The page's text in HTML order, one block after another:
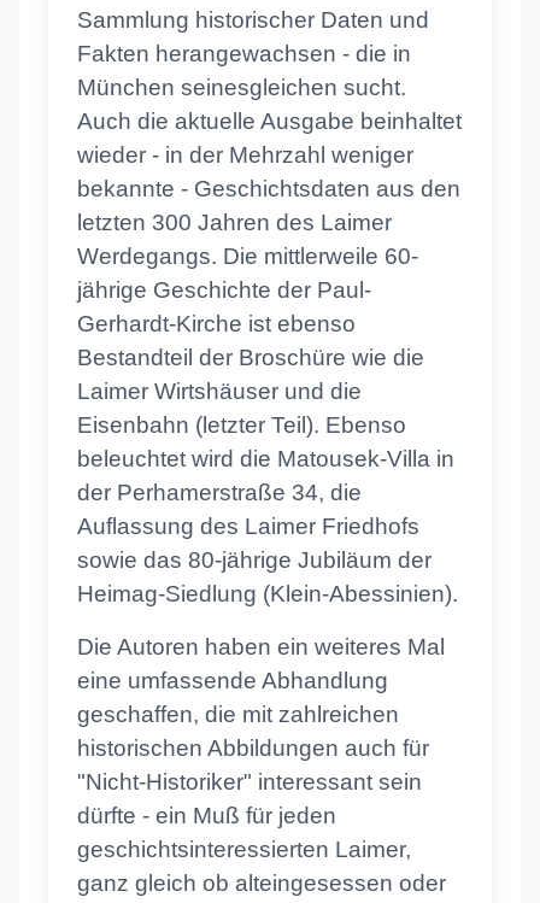
Sammlung historischer Daten und
Fakten herangewachsen - die in
München seinesgleichen sucht.
Auch die aktuelle Ausgabe beinhaltet
wieder - in der Mehrzahl weniger
bekannte - Geschichtsdaten aus den
letzten 300 Jahren des Laimer
Werdegangs. Die mittlerweile 60-
jährige Geschichte der Paul-
Gerhardt-Kirche ist ebenso
Bestandteil der Broschüre wie die
Laimer Wirtshäuser und die
Eisenbahn (letzter Teil). Ebenso
beleuchtet wird die Matousek-Villa in
der Perhamerstraße 34, die
Auflassung des Laimer Friedhofs
sowie das 80-jährige Jubiläum der
Heimag-Siedlung (Klein-Abessinien).
Die Autoren haben ein weiteres Mal
eine umfassende Abhandlung
geschaffen, die mit zahlreichen
historischen Abbildungen auch für
"Nicht-Historiker" interessant sein
dürfte - ein Muß für jeden
geschichtsinteressierten Laimer,
ganz gleich ob alteingesessen oder